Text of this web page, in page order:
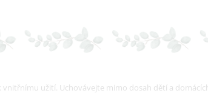
vnitřnímu užití. Uchovávejte mimo dosah dětí a